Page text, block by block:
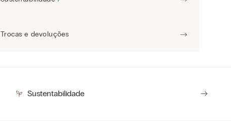
Trocas e devoluções
Sustentabilidade